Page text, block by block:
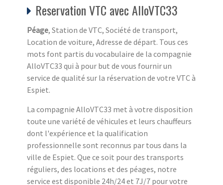
Reservation VTC avec AlloVTC33
Péage, Station de VTC, Société de transport,
Location de voiture, Adresse de départ. Tous ces
mots font partis du vocabulaire de la compagnie
AlloVTC33 qui à pour but de vous fournir un
service de qualité sur la réservation de votre VTC à
Espiet.
La compagnie AlloVTC33 met à votre disposition
toute une variété de véhicules et leurs chauffeurs
dont l'expérience et la qualification
professionnelle sont reconnus par tous dans la
ville de Espiet. Que ce soit pour des transports
réguliers, des locations et des péages, notre
service est disponible 24h/24 et 7J/7 pour votre